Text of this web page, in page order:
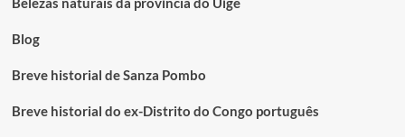
Blog
Breve historial de Sanza Pombo
Breve historial do ex-Distrito do Congo português